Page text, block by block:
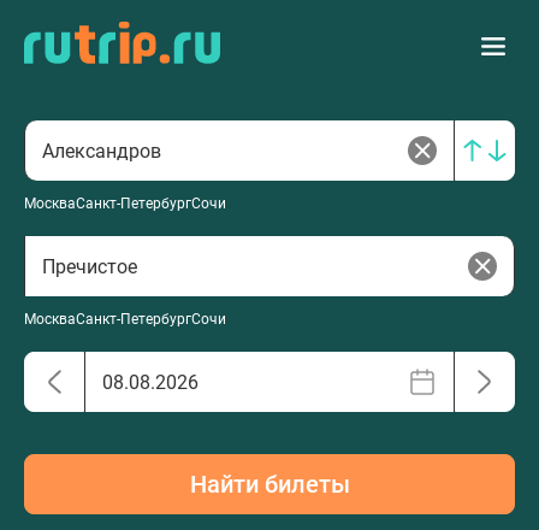
МоскваСанкт-ПетербургСочи
МоскваСанкт-ПетербургСочи
Найти билеты